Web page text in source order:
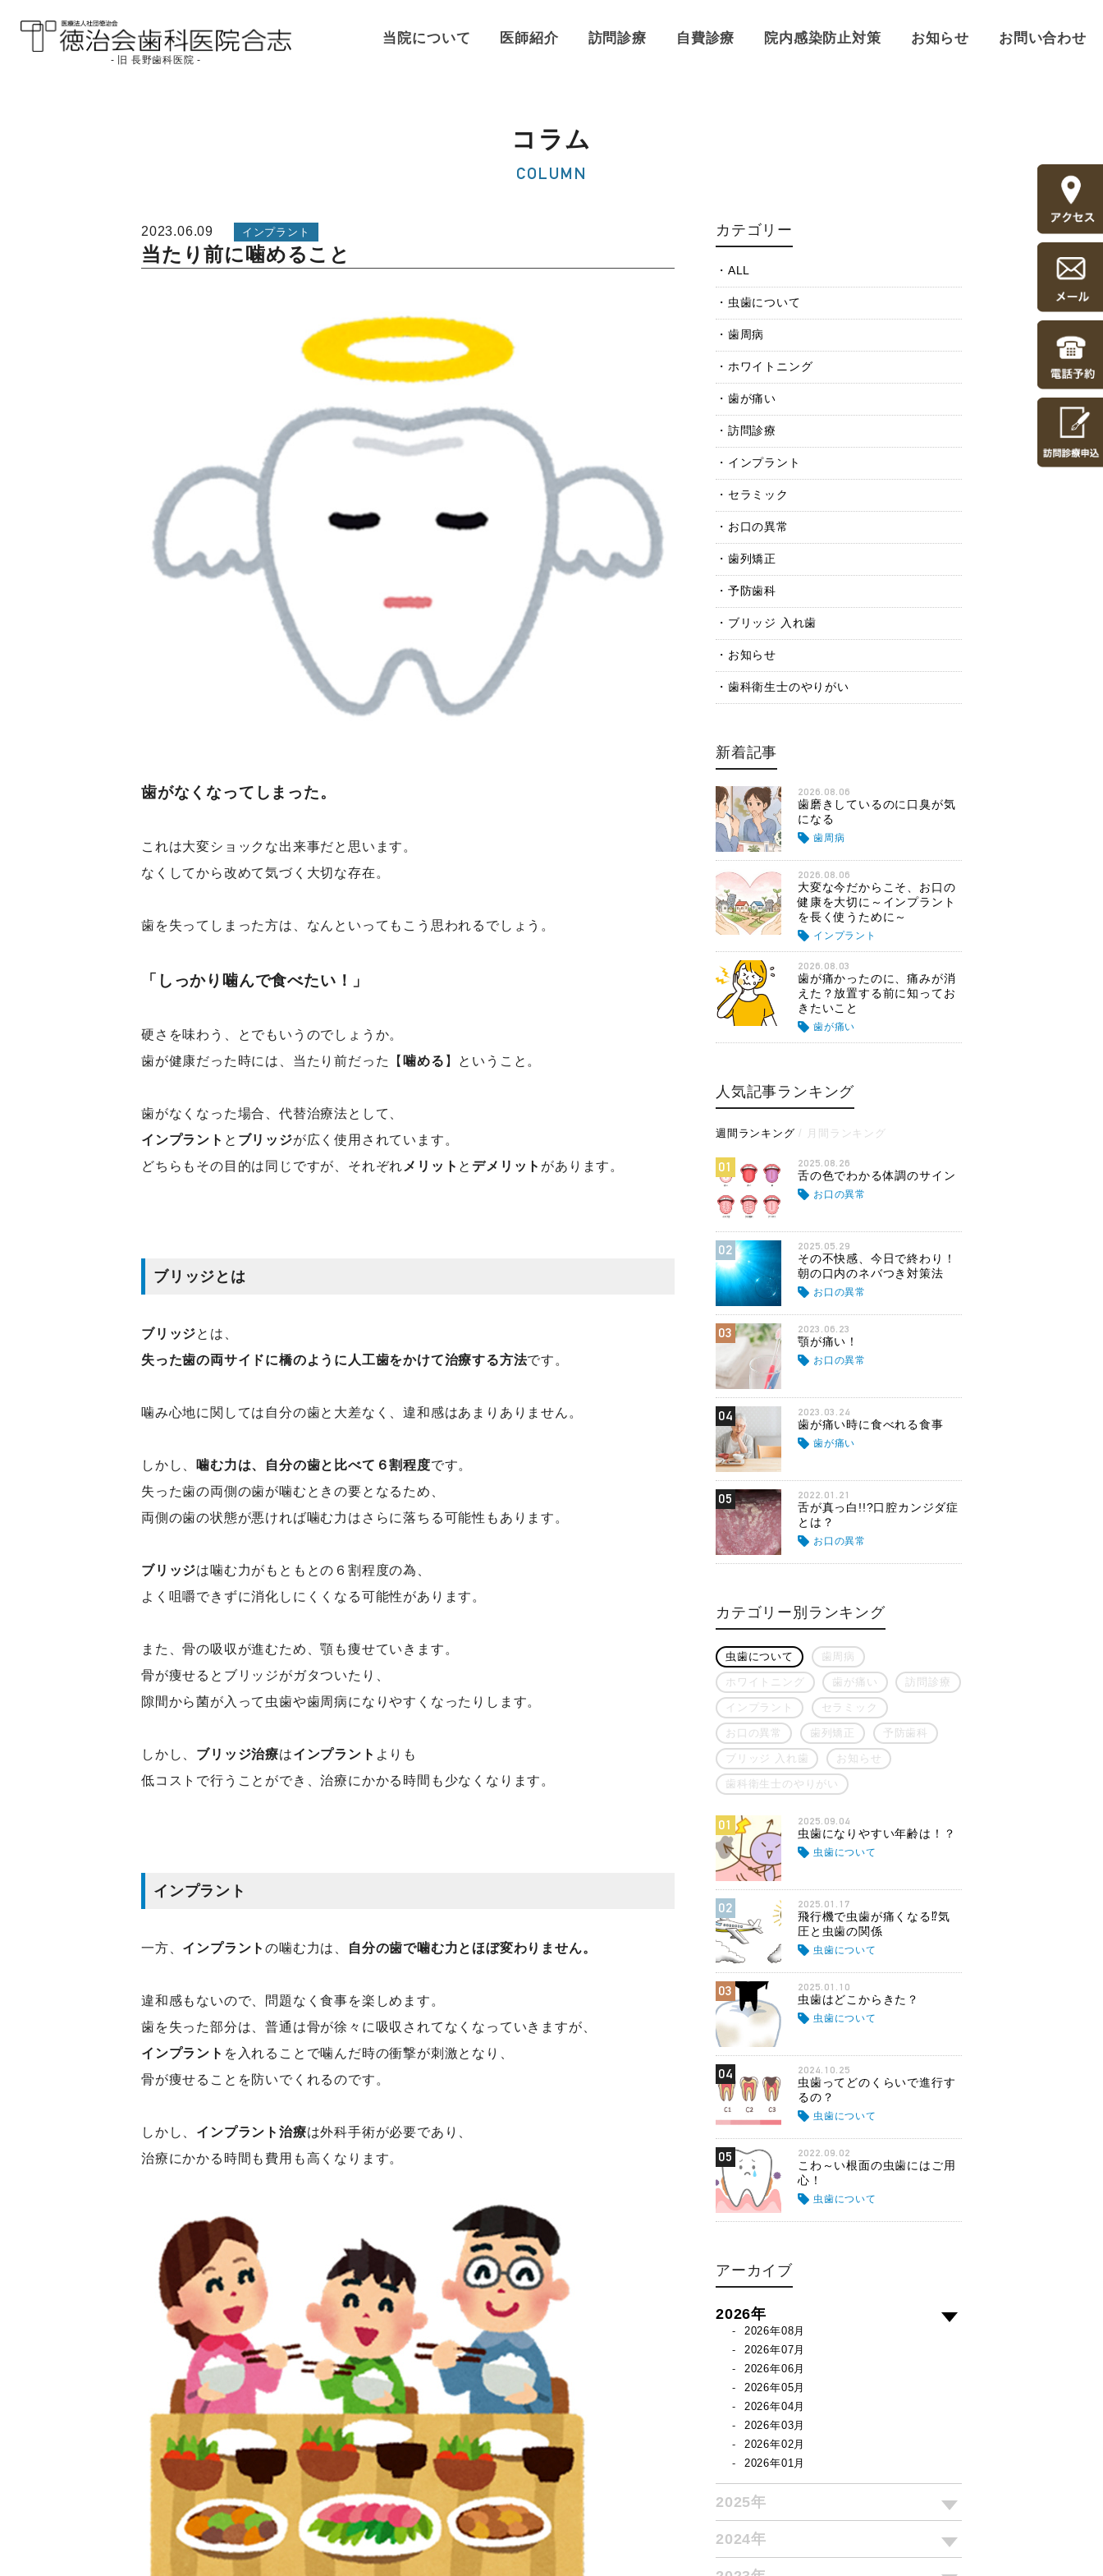
医療法人社団徳治会
- 旧 長野歯科医院 -
当院について 医師紹介 訪問診療 自費診療 院内感染防止対策 お知らせ お問い合わせ
コラム
COLUMN
2023.06.09 インプラント
当たり前に噛めること
歯がなくなってしまった。
これは大変ショックな出来事だと思います。
なくしてから改めて気づく大切な存在。
歯を失ってしまった方は、なんといってもこう思われるでしょう。
「しっかり噛んで食べたい！」
硬さを味わう、とでもいうのでしょうか。
歯が健康だった時には、当たり前だった【 噛める 】ということ。
歯がなくなった場合、代替治療法として、
インプラント と ブリッジが広く使用されています。
どちらもその目的は同じですが、それぞれ メリット と デメリット があります。
ブリッジとは
ブリッジとは、
失った歯の両サイドに橋のように人工歯をかけて治療する方法です。
噛み心地に関しては自分の歯と大差なく、違和感はあまりありません。
しかし、 噛む力は、自分の歯と比べて６割程度です。
失った歯の両側の歯が噛むときの要となるため、
両側の歯の状態が悪ければ噛む力はさらに落ちる可能性もあります。
ブリッジは噛む力がもともとの６割程度の為、
よく咀嚼できずに消化しにくくなる可能性があります。
また、骨の吸収が進むため、顎も痩せていきます。
骨が痩せるとブリッジがガタついたり、
隙間から菌が入って虫歯や歯周病になりやすくなったりします。
しかし、 ブリッジ治療はインプラント よりも
低コストで行うことができ、治療にかかる時間も少なくなります。
インプラント
一方、 インプラントの噛む力は、 自分の歯で噛む力とほぼ変わりません。
違和感もないので、問題なく食事を楽しめます。
歯を失った部分は、普通は骨が徐々に吸収されてなくなっていきますが、
インプラント を入れることで噛んだ時の衝撃が刺激となり、
骨が痩せることを防いでくれるのです。
しかし、 インプラント治療は外科手術が必要であり、
治療にかかる時間も費用も高くなります。
カテゴリー
ALL
虫歯について
歯周病
ホワイトニング
歯が痛い
訪問診療
インプラント
セラミック
お口の異常
歯列矯正
予防歯科
ブリッジ 入れ歯
お知らせ
歯科衛生士のやりがい
新着記事
2026.08.06
歯磨きしているのに口臭が気
になる
歯周病
2026.08.06
大変な今だからこそ、お口の
健康を大切に～インプラント
を長く使うために～
インプラント
2026.08.03
歯が痛かったのに、痛みが消
えた？放置する前に知ってお
きたいこと
歯が痛い
人気記事ランキング
週間ランキング 月間ランキング
01 2025.08.26
舌の色でわかる体調のサイン
お口の異常
02 2025.05.29
その不快感、今日で終わり！
朝の口内のネバつき対策法
お口の異常
03 2023.06.23
顎が痛い！
お口の異常
04 2023.03.24
歯が痛い時に食べれる食事
歯が痛い
05 2022.01.21
舌が真っ白!!?口腔カンジダ症
とは？
お口の異常
カテゴリー別ランキング
虫歯について 歯周病
ホワイトニング 歯が痛い 訪問診療
インプラント セラミック
お口の異常 歯列矯正 予防歯科
ブリッジ 入れ歯 お知らせ
歯科衛生士のやりがい
01 2025.09.04
虫歯になりやすい年齢は！？
虫歯について
02 2025.01.17
飛行機で虫歯が痛くなる⁉気
圧と虫歯の関係
虫歯について
03 2025.01.10
虫歯はどこからきた？
虫歯について
04 2024.10.25
虫歯ってどのくらいで進行す
るの？
虫歯について
05 2022.09.02
こわ～い根面の虫歯にはご用
心！
虫歯について
アーカイブ
2026年
2026年08月
2026年07月
2026年06月
2026年05月
2026年04月
2026年03月
2026年02月
2026年01月
2025年
2024年